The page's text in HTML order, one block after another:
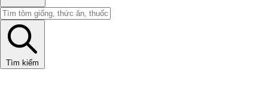
Tìm kiếm